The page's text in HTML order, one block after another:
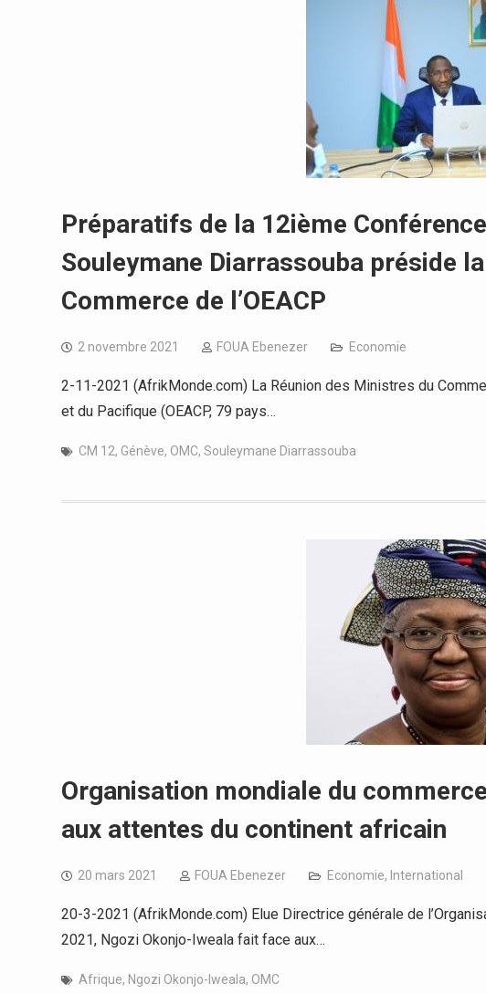
Préparatifs de la 12ième
Souleymane Diarrassouba préside
Commerce de l’OEACP
2 novembre 2021 FOUA Ebenezer Economie
2-11-2021 (AfrikMonde.com) La Réunion des Ministres du
et du Pacifique (OEACP, 79 pays…
CM 12, Génève, OMC, Souleymane Diarrassouba
Organisation mondiale du
aux attentes du continent africain
20 mars 2021 FOUA Ebenezer Economie, International
20-3-2021 (AfrikMonde.com) Elue Directrice générale de
2021, Ngozi Okonjo-Iweala fait face aux…
Afrique, Ngozi Okonjo-Iweala, OMC